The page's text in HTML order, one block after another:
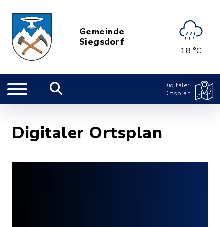
Gemeinde
Siegsdorf
18 °C
Digitaler
Ortsplan
Digitaler Ortsplan